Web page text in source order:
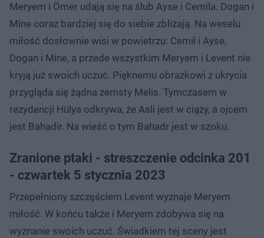
Meryem i Ömer udają się na ślub Ayse i Cemila. Dogan i
Mine coraz bardziej się do siebie zbliżają. Na weselu
miłość dosłownie wisi w powietrzu: Cemil i Ayse,
Dogan i Mine, a przede wszystkim Meryem i Levent nie
kryją już swoich uczuć. Pięknemu obrazkowi z ukrycia
przygląda się żądna zemsty Melis. Tymczasem w
rezydencji Hülya odkrywa, że Asli jest w ciąży, a ojcem
jest Bahadir. Na wieść o tym Bahadr jest w szoku.
Zranione ptaki - streszczenie odcinka 201
- czwartek 5 stycznia 2023
Przepełniony szczęściem Levent wyznaje Meryem
miłość. W końcu także i Meryem zdobywa się na
wyznanie swoich uczuć. Świadkiem tej sceny jest